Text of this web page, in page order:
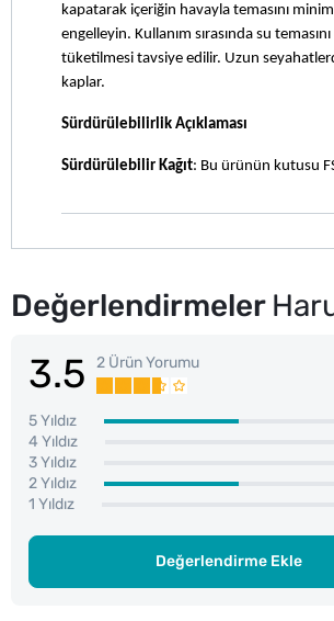
kapatarak içeriğin havayla temasını
engelleyin. Kullanım sırasında su
tüketilmesi tavsiye edilir. Uzun
kaplar.
Sürdürülebilirlik Açıklaması
Sürdürülebilir Kağıt: Bu ürünün kutusu
Değerlendirmeler
3.5 2 Ürün Yorumu
5 Yıldız
4 Yıldız
3 Yıldız
2 Yıldız
1 Yıldız
Değerlendirme Ekle